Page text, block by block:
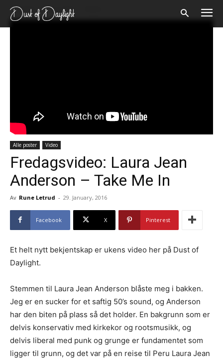
Forsiden Alle poster
Alle poster Video
Fredagsvideo: Laura Jean
Anderson – Take Me In
Av Rune Letrud - 29. January, 2016
Facebook X Pinterest
Et helt nytt bekjentskap er ukens video her på Dust of
Daylight.
Stemmen til Laura Jean Anderson blåste meg i bakken.
Jeg er en sucker for et saftig 50’s sound, og Anderson
har den biten på plass så det holder. En bakgrunn som er
delvis konservativ med kirkekor og rootsmusikk, og
delvis liberal med punk og grunge er fundamentet som
ligger til grunn, og det var på en reise til Peru Laura Jean